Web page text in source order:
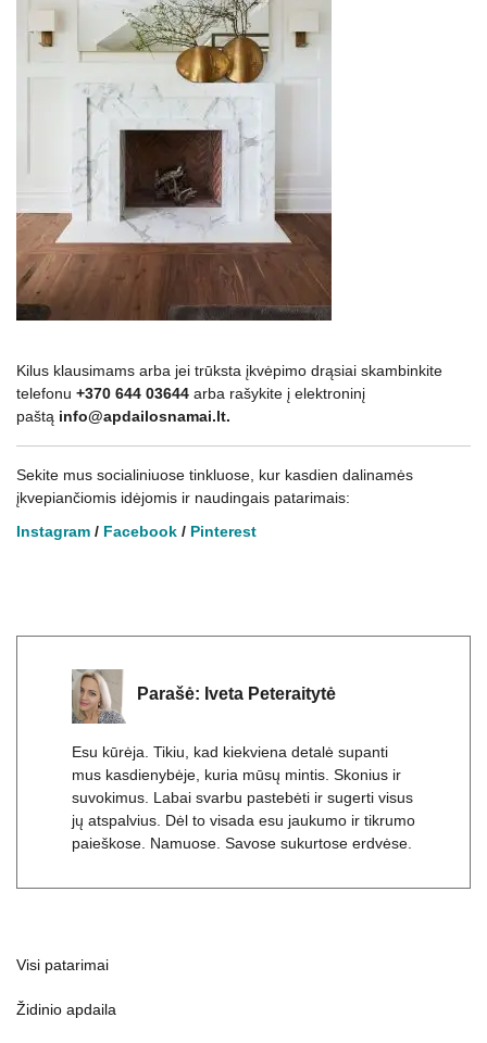
Kilus klausimams arba jei trūksta įkvėpimo drąsiai skambinkite
telefonu +370 644 03644 arba rašykite į elektroninį
paštą info@apdailosnamai.lt.
Sekite mus socialiniuose tinkluose, kur kasdien dalinamės
įkvepiančiomis idėjomis ir naudingais patarimais:
Instagram / Facebook / Pinterest
Parašė: Iveta Peteraitytė
Esu kūrėja. Tikiu, kad kiekviena detalė supanti
mus kasdienybėje, kuria mūsų mintis. Skonius ir
suvokimus. Labai svarbu pastebėti ir sugerti visus
jų atspalvius. Dėl to visada esu jaukumo ir tikrumo
paieškose. Namuose. Savose sukurtose erdvėse.
Visi patarimai
Židinio apdaila